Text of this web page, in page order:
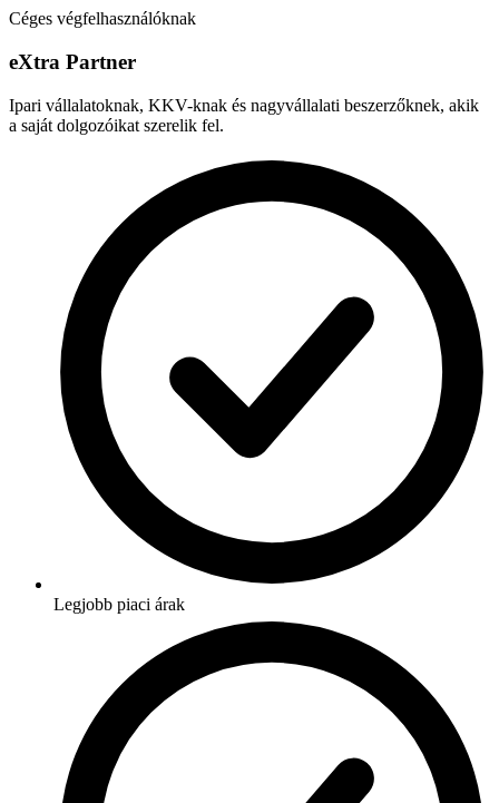
Céges végfelhasználóknak
eXtra Partner
Ipari vállalatoknak, KKV-knak és nagyvállalati beszerzőknek, akik
a saját dolgozóikat szerelik fel.
Legjobb piaci árak